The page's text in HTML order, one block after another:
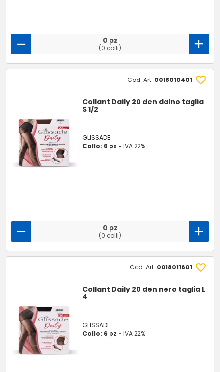
0 pz
(0 colli)
Cod. Art. 0018010401
Collant Daily 20 den daino taglia
S 1/2
GLISSADE
Collo: 6 pz -IVA 22%
0 pz
(0 colli)
Cod. Art. 0018011601
Collant Daily 20 den nero taglia L
4
GLISSADE
Collo: 6 pz -IVA 22%